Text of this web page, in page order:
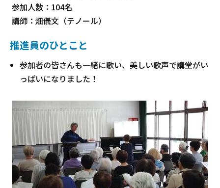
参加人数：104名
講師：畑儀文（テノール）
推進員のひとこと
参加者の皆さんも一緒に歌い、美しい歌声で講堂がい
っぱいになりました！